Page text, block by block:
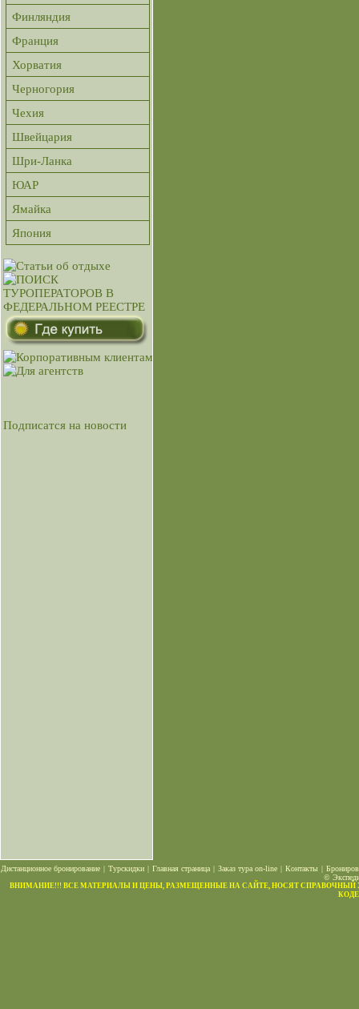
Финляндия
Франция
Хорватия
Черногория
Чехия
Швейцария
Шри-Ланка
ЮАР
Ямайка
Япония
Подписатся на новости
Дистанционное бронирование | Турскидки | Главная страница | Заказ тура on-line | Контакты |
©
ВНИМАНИЕ!!! ВСЕ МАТЕРИАЛЫ И ЦЕНЫ, РАЗМЕЩЕННЫЕ НА САЙТЕ, НОСЯТ